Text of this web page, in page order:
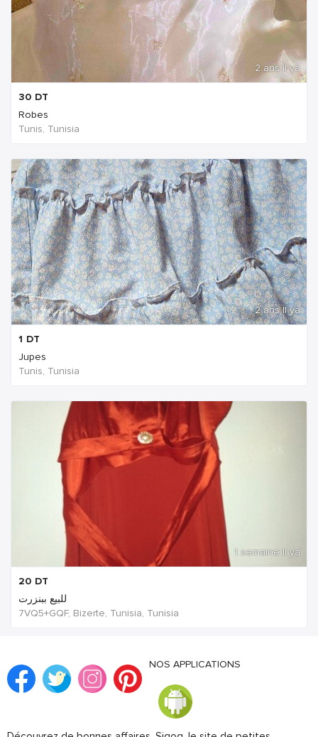
2 ans Il ya
30 DT
Robes
Tunis, Tunisia
2 ans Il ya
1 DT
Jupes
Tunis, Tunisia
1 semaine Il ya
20 DT
للبيع ببنزرت
7VQ5+GQF, Bizerte, Tunisia, Tunisia
NOS APPLICATIONS